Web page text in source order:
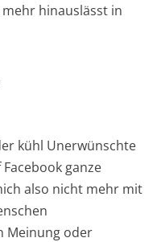
hinauslässt in
kühl Unerwünschte
ganze
also nicht mehr mit
Meinung oder